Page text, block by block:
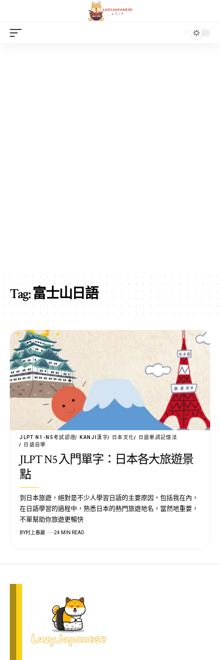
Tag:富士山日語
JLPT N1-N5考試認證 KANJI漢字 日本文化
日語單詞記憶法
日語自學
JLPT N5 入門單字：日本各大旅遊景
點
到日本旅遊，絕對是不少人學習日語的主要原因，包括我在內，
在日語學習的過程中，熟悉日本的熱門旅遊地名，當然地重要，
不單幫助你旅遊更暢快
BY村上春麗 24 MIN READ